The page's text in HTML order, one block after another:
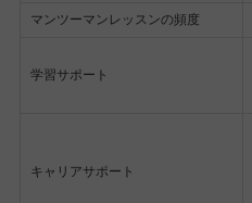
マンツーマンレッスンの頻度
学習サポート
キャリアサポート